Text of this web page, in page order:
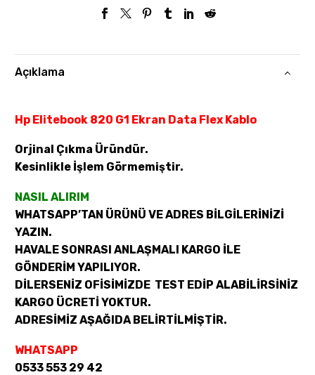
Açıklama
Hp Elitebook 820 G1 Ekran Data Flex Kablo
Orjinal Çıkma Üründür.
Kesinlikle İşlem Görmemiştir.
NASIL ALIRIM
WHATSAPP’TAN ÜRÜNÜ VE ADRES BİLGİLERİNİZİ
YAZIN.
HAVALE SONRASI ANLAŞMALI KARGO İLE
GÖNDERİM YAPILIYOR.
DİLERSENİZ OFİSİMİZDE TEST EDİP ALABİLİRSİNİZ
KARGO ÜCRETİ YOKTUR.
ADRESİMİZ AŞAĞIDA BELİRTİLMİŞTİR.
WHATSAPP
0533 553 29 42